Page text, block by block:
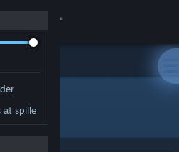
at spille